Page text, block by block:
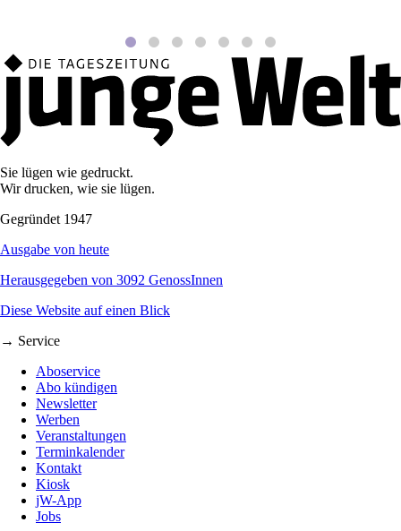
Sie lügen wie gedruckt.
Wir drucken, wie sie lügen.
Gegründet 1947
Ausgabe von heute
Herausgegeben von 3092 GenossInnen
Diese Website auf einen Blick
→ Service
Aboservice
Abo kündigen
Newsletter
Werben
Veranstaltungen
Terminkalender
Kontakt
Kiosk
jW-App
Jobs